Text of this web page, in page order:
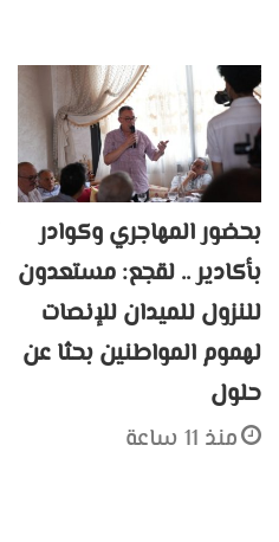
بحضور المهاجري وكوادر
بأكادير .. لقجع: مستعدون
للنزول للميدان للإنصات
لهموم المواطنين بحثا عن
حلول
منذ 11 ساعة